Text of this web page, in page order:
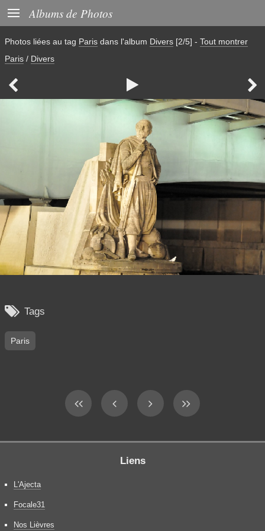
 Albums de Photos
Photos liées au tag Paris dans l'album Divers [2/5] - Tout montrer
Paris / Divers
  
 Tags
Paris
Liens
L'Ajecta
Focale31
Nos Lièvres